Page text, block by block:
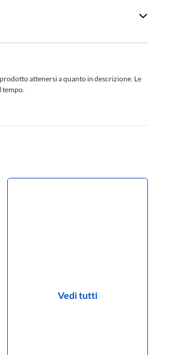
attenersi a quanto in descrizione. Le
tempo.
Vedi tutti